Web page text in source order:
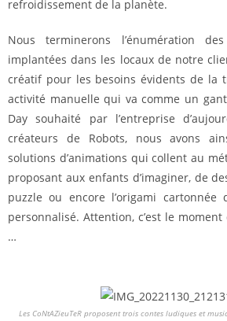
refroidissement de la planète.
Nous terminerons l’énumération
implantées dans les locaux de notre
créatif pour les besoins évidents de la
activité manuelle qui va comme un
Day souhaité par l’entreprise
créateurs de Robots, nous avons
solutions d’animations qui collent au
proposant aux enfants d’imaginer, de
puzzle ou encore l’origami
personnalisé. Attention, c’est le
…
Les CoNtAZieuTeR proposent trois contes ludiques et